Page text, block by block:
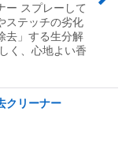
ー スプレーして
ステッチの劣化
去」する生分解
く、心地よい香
クリーナー